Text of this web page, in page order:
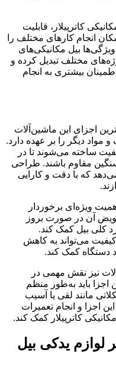
قابلیت
مختلف را
مکانیکی‌های
تبدیل کرده و
به انجام
ماشین‌آلات
بر عهده دارد.
می‌شوند تا در
باشند. طراحی
دقت و کارایی
برخوردار
صورت بروز
کند.
به کاهش
کند.
مهمی در
به‌طور منظم
لقی یا آسیب
تعمیرات
کمک کند.
بیل